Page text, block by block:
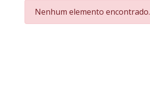
Nenhum elemento encontrado.